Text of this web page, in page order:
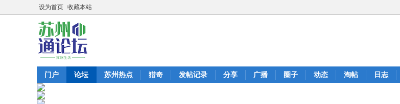
设为首页 收藏本站
门户 论坛 苏州热点 猎奇 发帖记录 分享 广播 圈子 动态 淘帖 日志